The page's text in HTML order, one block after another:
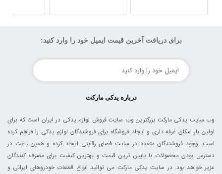
برای دریافت آخرین قیمت ایمیل خود را وارد کنید:
درباره یدکی مارکت
وب سایت یدکی مارکت بزرگترین وب سایت فروش لوازم یدکی در ایران است که برای
اولین بار امکان غرفه داری و ایجاد فروشگاه برای فروشندگان لوازم یدکی را فراهم کرده
است. وجود فروشندگان متعدد در سایت فضای رقابتی ایجاد کرده و همین باعث در
دسترس بودن محصولات با پایین ترین قیمت و بهترین کیفیت برای مصرف کنندگان
عزیر خواهد بود. در سایت یدکی مارکت می توانید انواع قطعات خودروهای ایرانی و